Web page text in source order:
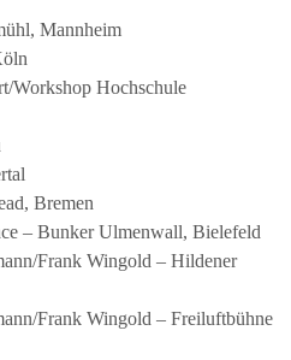
Mannheim
Workshop Hochschule
Bremen
– Bunker Ulmenwall, Bielefeld
Frank Wingold – Hildener
Frank Wingold – Freiluftbühne